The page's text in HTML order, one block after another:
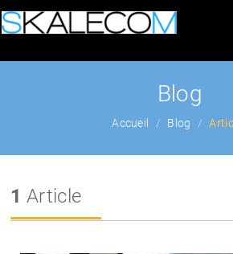
Blog
Accueil Blog
1 Article